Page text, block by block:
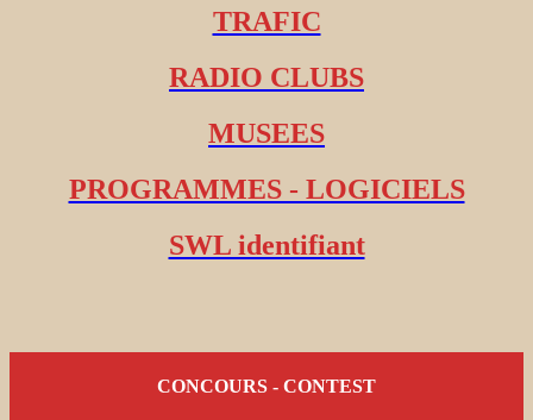
TRAFIC
RADIO CLUBS
MUSEES
PROGRAMMES - LOGICIELS
SWL identifiant
CONCOURS - CONTEST